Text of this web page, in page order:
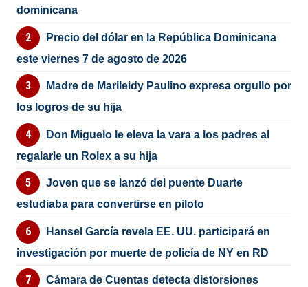
dominicana
Precio del dólar en la República Dominicana
este viernes 7 de agosto de 2026
Madre de Marileidy Paulino expresa orgullo por
los logros de su hija
Don Miguelo le eleva la vara a los padres al
regalarle un Rolex a su hija
Joven que se lanzó del puente Duarte
estudiaba para convertirse en piloto
Hansel García revela EE. UU. participará en
investigación por muerte de policía de NY en RD
Cámara de Cuentas detecta distorsiones